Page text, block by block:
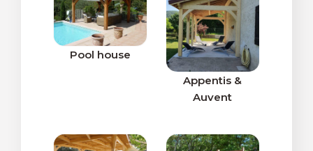
Pool house
Appentis &
Auvent